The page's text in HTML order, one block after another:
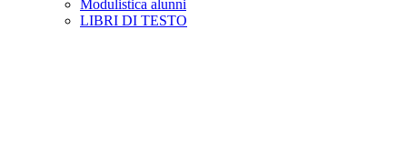
Modulistica alunni
LIBRI DI TESTO